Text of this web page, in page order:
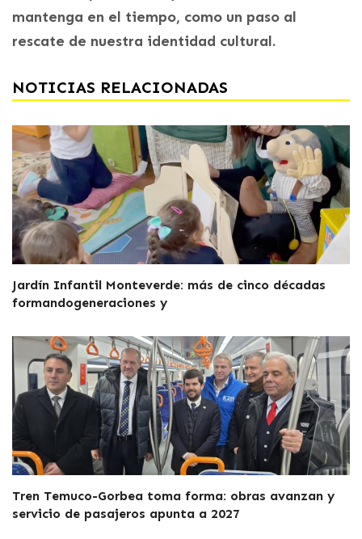
mantenga en el tiempo, como un paso al
rescate de nuestra identidad cultural.
NOTICIAS RELACIONADAS
Jardín Infantil Monteverde: más de cinco décadas
formandogeneraciones y
Tren Temuco-Gorbea toma forma: obras avanzan y
servicio de pasajeros apunta a 2027